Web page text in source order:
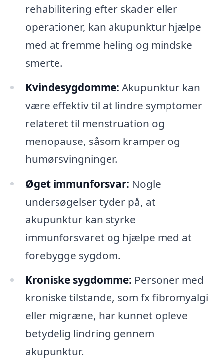
rehabilitering efter skader eller
operationer, kan akupunktur hjælpe
med at fremme heling og mindske
smerte.
Kvindesygdomme: Akupunktur kan
være effektiv til at lindre symptomer
relateret til menstruation og
menopause, såsom kramper og
humørsvingninger.
Øget immunforsvar: Nogle
undersøgelser tyder på, at
akupunktur kan styrke
immunforsvaret og hjælpe med at
forebygge sygdom.
Kroniske sygdomme: Personer med
kroniske tilstande, som fx fibromyalgi
eller migræne, har kunnet opleve
betydelig lindring gennem
akupunktur.